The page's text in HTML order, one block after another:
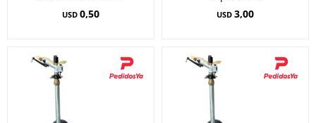
USD 0,50 USD 3,00